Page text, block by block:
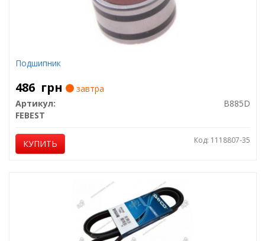
Подшипник
486 грн
завтра
Артикул:
B885D
FEBEST
КУПИТЬ Код: 1118807-35